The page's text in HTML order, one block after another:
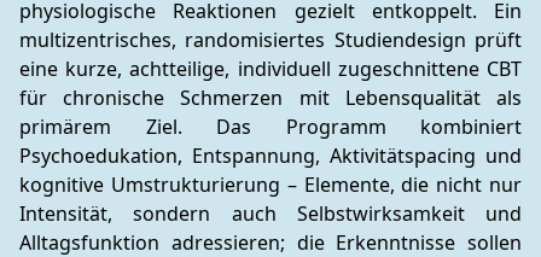
physiologische Reaktionen gezielt entkoppelt. Ein
multizentrisches, randomisiertes Studiendesign prüft
eine kurze, achtteilige, individuell zugeschnittene CBT
für chronische Schmerzen mit Lebensqualität als
primärem Ziel. Das Programm kombiniert
Psychoedukation, Entspannung, Aktivitätspacing und
kognitive Umstrukturierung – Elemente, die nicht nur
Intensität, sondern auch Selbstwirksamkeit und
Alltagsfunktion adressieren; die Erkenntnisse sollen